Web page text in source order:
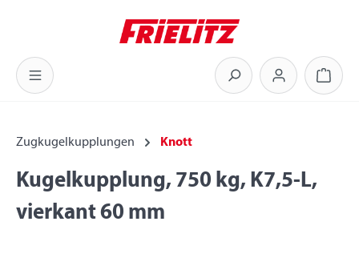
Zum Hauptinhalt springen
Zugkugelkupplungen Knott
Kugelkupplung, 750 kg, K7,5-L,
vierkant 60 mm